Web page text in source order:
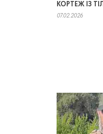
КОРТЕЖ ІЗ
07.02.2026